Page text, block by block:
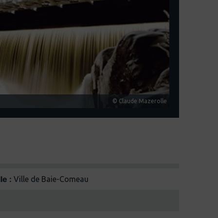
© Claude Mazerolle
: Ville de Baie-Comeau